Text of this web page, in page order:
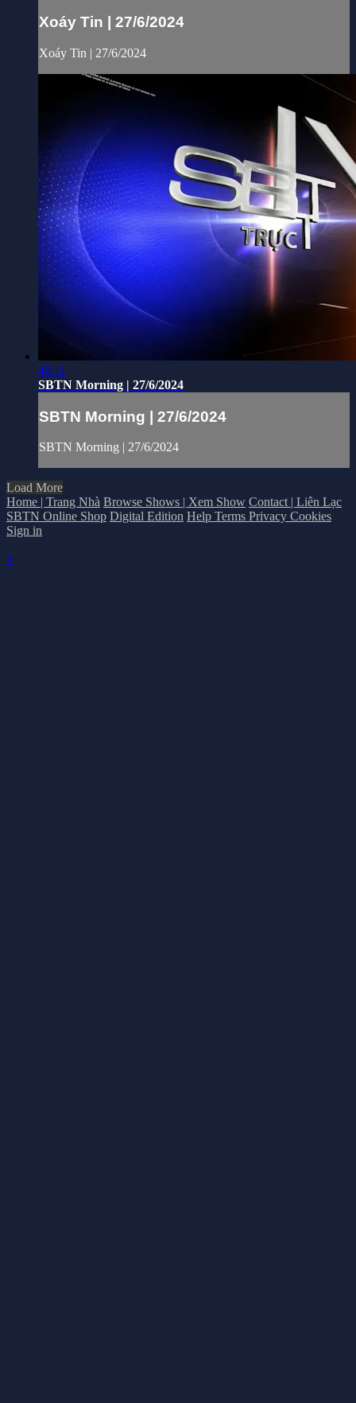
Xoáy Tin | 27/6/2024
Xoáy Tin | 27/6/2024
48:11
SBTN Morning | 27/6/2024
SBTN Morning | 27/6/2024
SBTN Morning | 27/6/2024
Load More
Home | Trang Nhà Browse Shows | Xem Show Contact | Liên Lạc
SBTN Online Shop Digital Edition Help Terms Privacy Cookies
Sign in
×